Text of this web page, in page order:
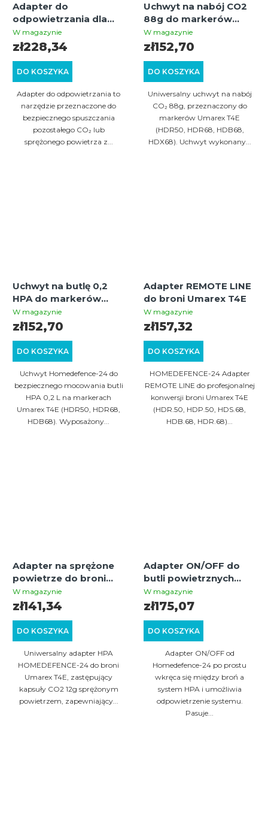
Adapter do
odpowietrzania dla
Umarex T4E HDR50,
HDP50, HDR68,
HDB68, HDS68 | +5
Dżuli
W magazynie
DO KOSZYKA
zł228,34
Adapter do odpowietrzania to
narzędzie przeznaczone do
bezpiecznego spuszczania
pozostałego CO₂ lub
sprężonego powietrza z...
Uchwyt na nabój CO2
88g do markerów
Umarex T4e + 3x
Picatinny 22 mm
W magazynie
DO KOSZYKA
zł152,70
Uniwersalny uchwyt na nabój
CO₂ 88g, przeznaczony do
markerów Umarex T4E
(HDR50, HDR68, HDB68,
HDX68). Uchwyt wykonany...
Uchwyt na butlę 0,2
HPA do markerów
Umarex T4e + 3x
Picatinny 22 mm
W magazynie
DO KOSZYKA
zł152,70
Uchwyt Homedefence-24 do
bezpiecznego mocowania butli
HPA 0,2 L na markerach
Umarex T4E (HDR50, HDR68,
HDB68). Wyposażony...
Adapter REMOTE LINE
do broni Umarex T4E
W magazynie
DO KOSZYKA
zł157,32
HOMEDEFENCE-24 Adapter
REMOTE LINE do profesjonalnej
konwersji broni Umarex T4E
(HDR.50, HDP.50, HDS.68,
HDB.68, HDR.68)...
Adapter na sprężone
powietrze do broni
Umarex T4E
W magazynie
DO KOSZYKA
zł141,34
Uniwersalny adapter HPA
HOMEDEFENCE-24 do broni
Umarex T4E, zastępujący
kapsuły CO2 12g sprężonym
powietrzem, zapewniający...
Adapter ON/OFF do
butli powietrznych
HPA odpowiedni do
broni Umarex T4E
W magazynie
DO KOSZYKA
zł175,07
Adapter ON/OFF od
Homedefence-24 po prostu
wkręca się między broń a
system HPA i umożliwia
odpowietrzenie systemu.
Pasuje...